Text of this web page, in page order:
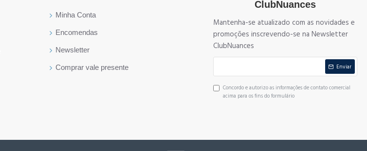
Minha Conta
Encomendas
Newsletter
Comprar vale presente
ClubNuances
Mantenha-se atualizado com as novidades e
promoções inscrevendo-se na Newsletter
ClubNuances
Enviar
Concordo e autorizo as informações de contato comercial
acima para os fins do formulário